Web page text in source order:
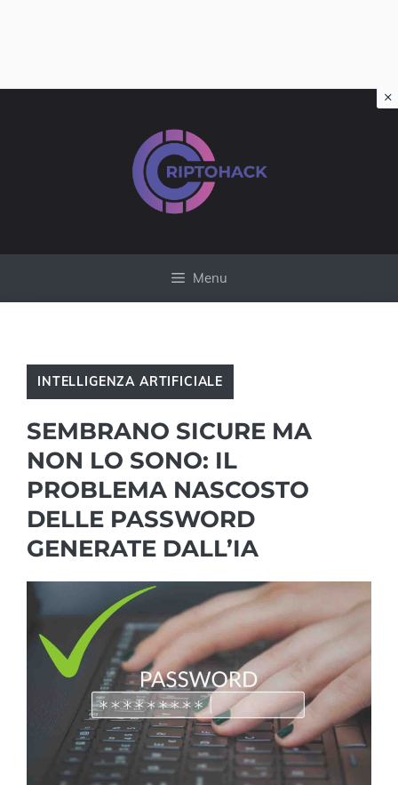
Menu
INTELLIGENZA ARTIFICIALE
SEMBRANO SICURE MA
NON LO SONO: IL
PROBLEMA NASCOSTO
DELLE PASSWORD
GENERATE DALL’IA
×